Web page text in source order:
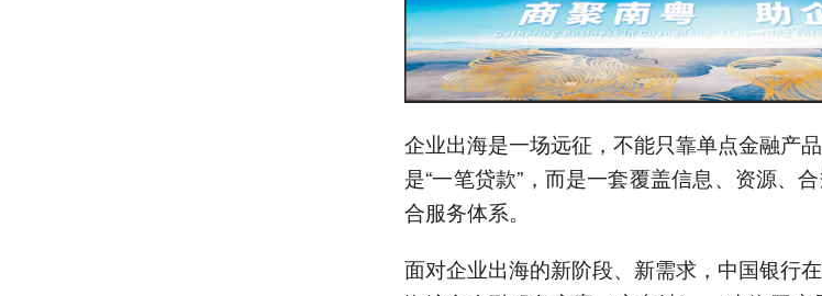
企业出海是一场远征，不能只靠单点金融产
是“一笔贷款”，而是一套覆盖信息、资源、
合服务体系。
面对企业出海的新阶段、新需求，中国银行